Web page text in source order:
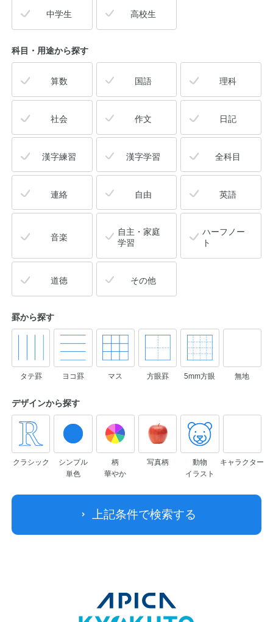
中学生 高校生
科目・用途から探す
算数 国語 理科
社会 作文 日記
漢字練習 漢字学習 全科目
連絡 自由 英語
音楽
自主・家庭
学習
ハーフノー
ト
道徳 その他
罫から探す
タテ罫 ヨコ罫 マス 方眼罫 5mm方眼 無地
デザインから探す
クラシック
シンプル
単色
柄
華やか
写真柄
動物
イラスト
キャラクター
上記条件で検索する